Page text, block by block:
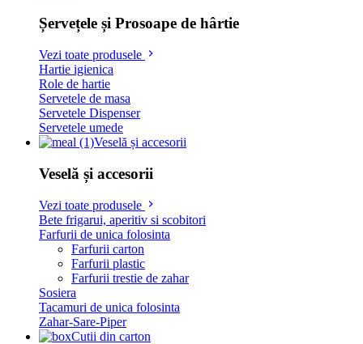
Șervețele și Prosoape de hârtie
Vezi toate produsele
Hartie igienica
Role de hartie
Servetele de masa
Servetele Dispenser
Servetele umede
Veselă și accesorii
Veselă și accesorii
Vezi toate produsele
Bete frigarui, aperitiv si scobitori
Farfurii de unica folosinta
Farfurii carton
Farfurii plastic
Farfurii trestie de zahar
Sosiera
Tacamuri de unica folosinta
Zahar-Sare-Piper
Cutii din carton